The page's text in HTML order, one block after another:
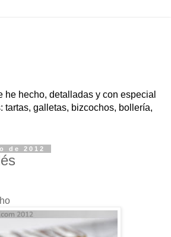
he hecho, detalladas y con especial
tartas, galletas, bizcochos, bollería,
de 2012